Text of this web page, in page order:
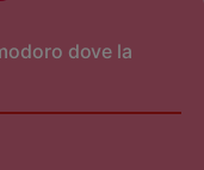
dove la